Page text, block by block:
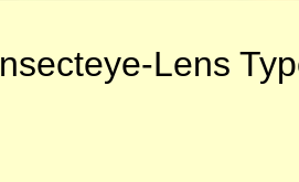
Lens